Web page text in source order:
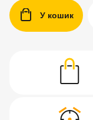
cart У кошик